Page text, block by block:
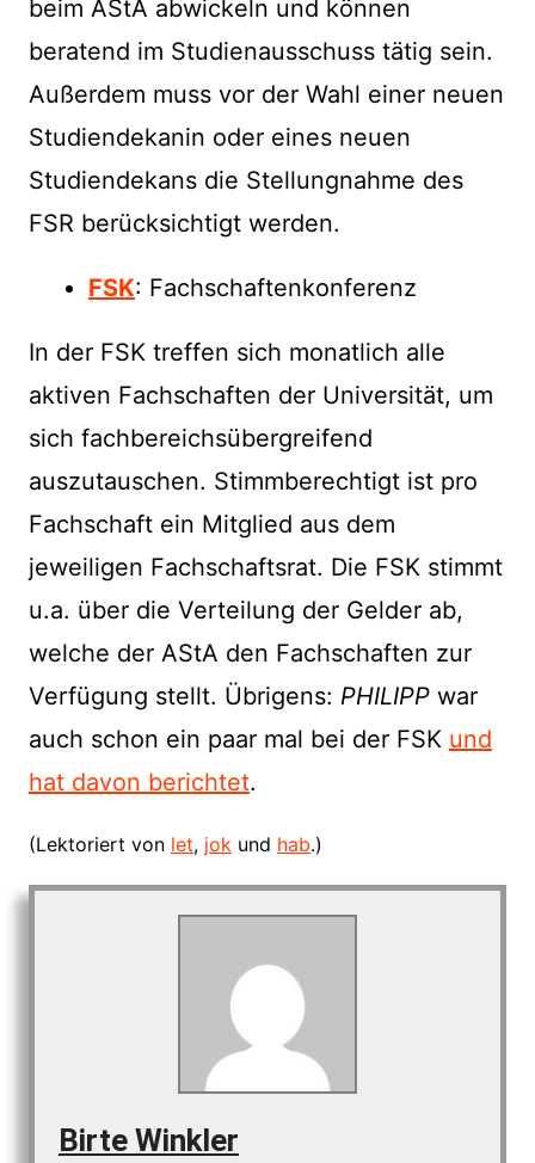
beim AStA abwickeln und können
beratend im Studienausschuss tätig sein.
Außerdem muss vor der Wahl einer neuen
Studiendekanin oder eines neuen
Studiendekans die Stellungnahme des
FSR berücksichtigt werden.
FSK: Fachschaftenkonferenz
In der FSK treffen sich monatlich alle
aktiven Fachschaften der Universität, um
sich fachbereichsübergreifend
auszutauschen. Stimmberechtigt ist pro
Fachschaft ein Mitglied aus dem
jeweiligen Fachschaftsrat. Die FSK stimmt
u.a. über die Verteilung der Gelder ab,
welche der AStA den Fachschaften zur
Verfügung stellt. Übrigens: PHILIPPwar
auch schon ein paar mal bei der FSK und
hat davon berichtet.
(Lektoriert von let, jok und hab.)
Birte Winkler